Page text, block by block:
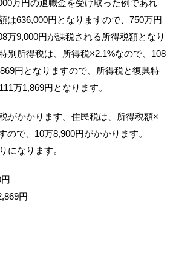
万円の退職金を受け取った例であれ
は636,000円となりますので、750万円
万9,000円が課税される所得税額となり
別所得税は、所得税×2.1%なので、108
円となりますので、所得税と復興特
万1,869円となります。
がかかります。住民税は、所得税額×
ので、10万8,900円がかかります。
になります。
円